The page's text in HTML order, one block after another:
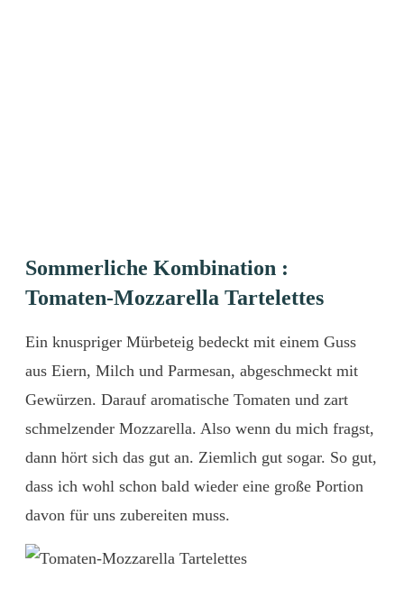
Sommerliche Kombination :
Tomaten-Mozzarella Tartelettes
Ein knuspriger Mürbeteig bedeckt mit einem Guss
aus Eiern, Milch und Parmesan, abgeschmeckt mit
Gewürzen. Darauf aromatische Tomaten und zart
schmelzender Mozzarella. Also wenn du mich fragst,
dann hört sich das gut an. Ziemlich gut sogar. So gut,
dass ich wohl schon bald wieder eine große Portion
davon für uns zubereiten muss.